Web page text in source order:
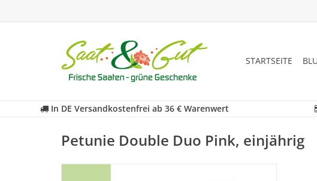
STARTSEITE
In DE Versandkostenfrei ab 36 € Warenwert
Petunie Double Duo Pink, einjährig